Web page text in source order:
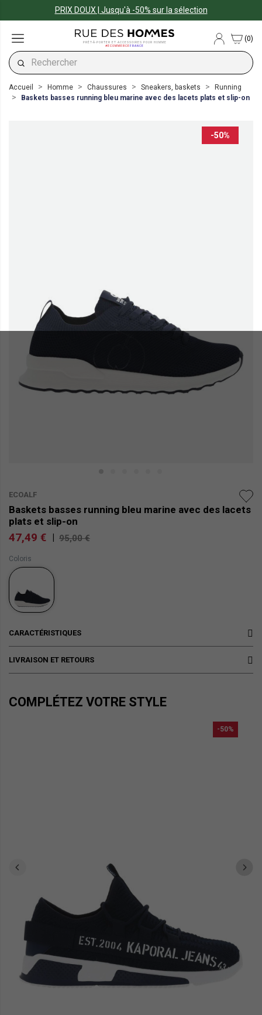
PRIX DOUX | Jusqu'à -50% sur la sélection
PRÊT-À-PORTER ET ACCESSOIRES POUR HOMME
#ECOMMERCEFRANCE
(0)
Accueil Homme Chaussures Sneakers, baskets
Running
Baskets basses running bleu marine avec des lacets plats et slip-on
-50%
ECOALF
Baskets basses running bleu marine avec des lacets
plats et slip-on
47,49 € 95,00 €
Coloris
CARACTÉRISTIQUES
LIVRAISON ET RETOURS
COMPLÉTEZ VOTRE STYLE
-50%